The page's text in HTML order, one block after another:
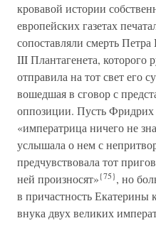
кровавой истории
европейских газетах
сопоставляли смерть
III Плантагенета, которого
отправила на тот свет его
вошедшая в сговор с
оппозиции. Пусть
«императрица ничего не
услышала о нем с
предчувствовала тот
ней произносят»{75}, но
в причастность Екатерины
внука двух великих